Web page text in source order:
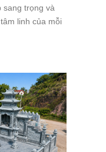
sang trọng và
linh của mỗi